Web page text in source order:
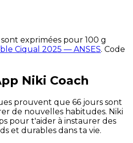
exprimées pour 100 g
Ciqual 2025 — ANSES. Code
Niki Coach
prouvent que 66 jours sont
de nouvelles habitudes. Niki
pour t'aider à instaurer des
et durables dans ta vie.